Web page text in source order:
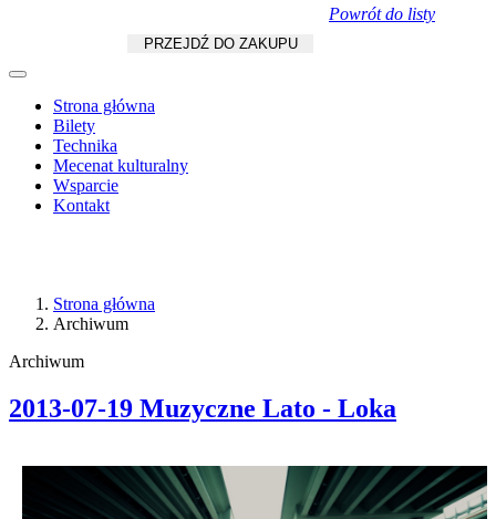
PRZEJDŹ DO ZAKUPU
Strona główna
Bilety
Technika
Mecenat kulturalny
Wsparcie
Kontakt
Strona główna
Archiwum
Archiwum
2013-07-19 Muzyczne Lato - Loka
Powrót do listy